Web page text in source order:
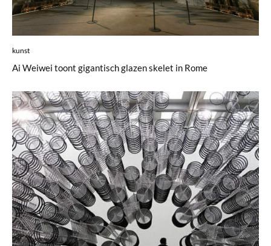
kunst
Ai Weiwei toont gigantisch glazen skelet in Rome